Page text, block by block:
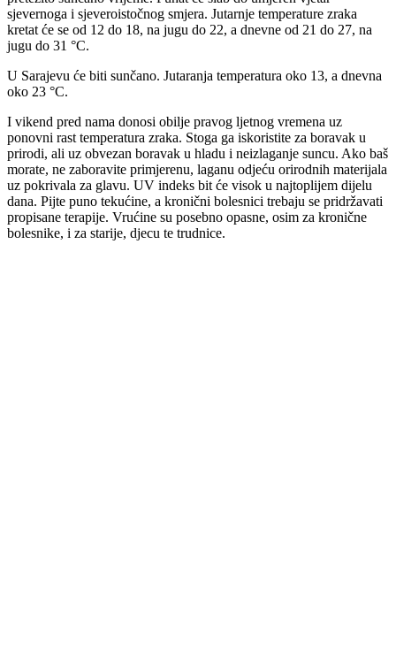
sjevernoga i sjeveroistočnog smjera. Jutarnje temperature zraka
kretat će se od 12 do 18, na jugu do 22, a dnevne od 21 do 27, na
jugu do 31 °C.
U Sarajevu će biti sunčano. Jutaranja temperatura oko 13, a dnevna
oko 23 °C.
I vikend pred nama donosi obilje pravog ljetnog vremena uz
ponovni rast temperatura zraka. Stoga ga iskoristite za boravak u
prirodi, ali uz obvezan boravak u hladu i neizlaganje suncu. Ako baš
morate, ne zaboravite primjerenu, laganu odjeću orirodnih materijala
uz pokrivala za glavu. UV indeks bit će visok u najtoplijem dijelu
dana. Pijte puno tekućine, a kronični bolesnici trebaju se pridržavati
propisane terapije. Vrućine su posebno opasne, osim za kronične
bolesnike, i za starije, djecu te trudnice.